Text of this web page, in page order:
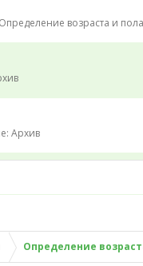
Определение возраста и
Архив
Определение